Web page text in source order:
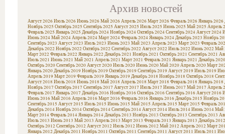
Архив новостей
Август 2026 Июль 2026 Июнь 2026 Май 2026 Апрель 2026 Март 2026 Февраль 2026 Январь 2026
Ноябрь 2025 Октябрь 2025 Сентябрь 2025 Август 2025 Июль 2025 Июнь 2025 Май 2025 Апрель
Февраль 2025 Январь 2025 Декабрь 2024Ноябрь 2024Октябрь 2024Сентябрь 2024Август 2024
Июнь 2024Май 2024Апрель 2024Март 2024Февраль 2024Январь 2024Декабрь 2023 Ноябрь
Сентябрь 2023 Август 2023 Июль 2023 Июнь 2023 Май 2023 Апрель 2023 Март 2023 Февраль
Декабрь 2022 Ноябрь 2022 Октябрь 2022 Сентябрь 2022 Август 2022 Июль 2022 Июнь 2022 Май
Март 2022 Февраль 2022 Январь 2022 Декабрь 2021 Ноябрь 2021 Октябрь 2021 Сентябрь 2021
Июль 2021 Июнь 2021 Май 2021 Апрель 2021 Март 2021 Февраль 2021 Январь 2021 Декабрь 2020
Октябрь 2020Сентябрь 2020Август 2020Июль 2020Июнь 2020Май 2020Апрель 2020Март
Январь 2020Декабрь 2019 Ноябрь 2019 Октябрь 2019 Сентябрь 2019 Август 2019 Июль 2019
Апрель 2019 Март 2019 Февраль 2019 Январь 2019 Декабрь 2018 Ноябрь 2018 Октябрь 2018
Август 2018 Июль 2018 Июнь 2018 Май 2018 Апрель 2018 Март 2018 Февраль 2018 Январь 2018
Ноябрь 2017 Октябрь 2017 Сентябрь 2017 Август 2017 Июль 2017 Июнь 2017 Май 2017 Апрель
Февраль 2017 Январь 2017 Декабрь 2016 Ноябрь 2016 Октябрь 2016 Сентябрь 2016 Август 2016
Июнь 2016 Май 2016 Апрель 2016 Март 2016 Февраль 2016 Январь 2016 Декабрь 2015 Ноябрь
Сентябрь 2015 Август 2015 Июль 2015 Июнь 2015 Май 2015 Апрель 2015 Март 2015 Февраль
Декабрь 2014Ноябрь 2014Октябрь 2014Сентябрь 2014Август 2014Июль 2014Июнь 2014Май
Март 2014Февраль 2014Январь 2014Декабрь 2013 Ноябрь 2013 Октябрь 2013 Сентябрь 2013
Июль 2013 Июнь 2013 Май 2013 Апрель 2013 Март 2013 Февраль 2013 Январь 2013 Декабрь 2012
Октябрь 2012 Сентябрь 2012 Август 2012 Июль 2012 Июнь 2012 Май 2012 Апрель 2012 Март
Январь 2012 Декабрь 2011 Ноябрь 2011 Октябрь 2011 Сентябрь 2011 Август 2011 Июль 2011